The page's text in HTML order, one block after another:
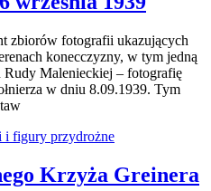
zbiorów fotografii ukazujących
konecczyzny, w tym jedną
Rudy Malenieckiej – fotografię
w dniu 8.09.1939. Tym
i figury przydrożne
Krzyża Greinera